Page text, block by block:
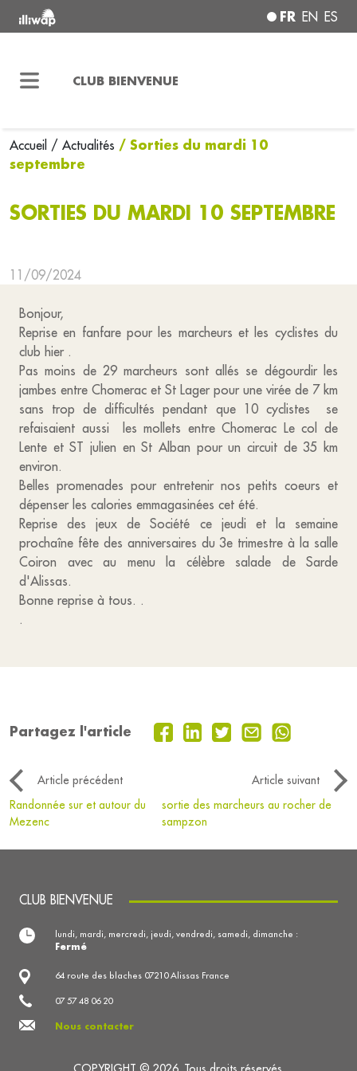
FR EN ES
CLUB BIENVENUE
Accueil / Actualités / Sorties du mardi 10
septembre
SORTIES DU MARDI 10 SEPTEMBRE
11/09/2024
Bonjour,
Reprise en fanfare pour les marcheurs et les cyclistes du
club hier .
Pas moins de 29 marcheurs sont allés se dégourdir les
jambes entre Chomerac et St Lager pour une virée de 7 km
sans trop de difficultés pendant que 10 cyclistes se
refaisaient aussi les mollets entre Chomerac Le col de
Lente et ST julien en St Alban pour un circuit de 35 km
environ.
Belles promenades pour entretenir nos petits coeurs et
dépenser les calories emmagasinées cet été.
Reprise des jeux de Société ce jeudi et la semaine
prochaîne fête des anniversaires du 3e trimestre à la salle
Coiron avec au menu la célèbre salade de Sarde
d'Alissas.
Bonne reprise à tous. .
.
Partagez l'article
Article précédent
Article suivant
Randonnée sur et autour du
Mezenc
sortie des marcheurs au rocher de
sampzon
CLUB BIENVENUE
64 route des blaches 07210 Alissas France
07 57 48 06 20
Nous contacter
lundi, mardi, mercredi, jeudi, vendredi, samedi, dimanche :
Fermé